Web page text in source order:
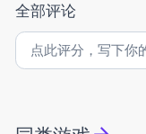
全部评论